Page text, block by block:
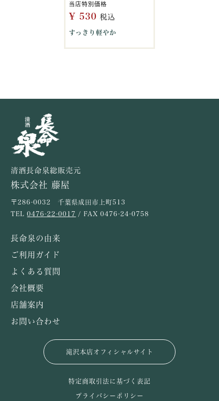
当店特別価格
¥ 530 税込
すっきり軽やか
清酒長命泉総販売元
株式会社 藤屋
〒286-0032 千葉県成田市上町513
TEL0476-22-0017 / FAX 0476-24-0758
長命泉の由来
ご利用ガイド
よくある質問
会社概要
店舗案内
お問い合わせ
滝沢本店オフィシャルサイト
特定商取引法に基づく表記
プライバシーポリシー